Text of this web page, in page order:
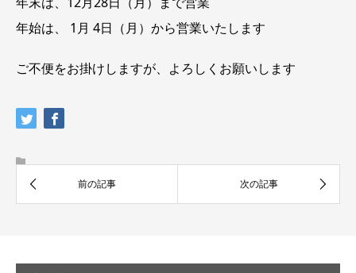
年始は、 1月 4日（月）から営業いたします
ご不便をお掛けしますが、よろしくお願いします